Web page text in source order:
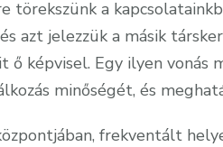
törekszünk a
azt jelezzük a másik
ő képvisel. Egy ilyen
minőségét, és
frekventált